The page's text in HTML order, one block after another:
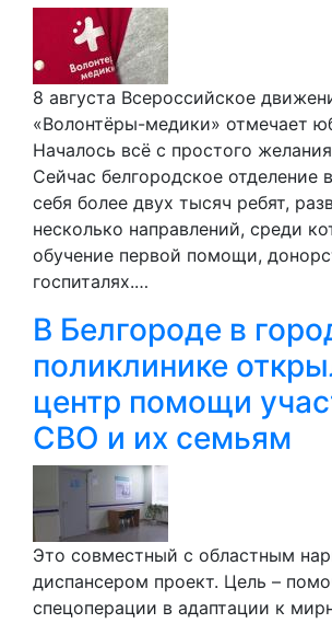
8 августа Всероссийское
«Волонтёры-медики» отмечает
Началось всё с простого
Сейчас белгородское отделение
себя более двух тысяч ребят,
несколько направлений, среди
обучение первой помощи,
госпиталях.…
В Белгороде в
поликлинике
центр помощи
СВО и их семьям
Это совместный с областным
диспансером проект. Цель –
спецоперации в адаптации к